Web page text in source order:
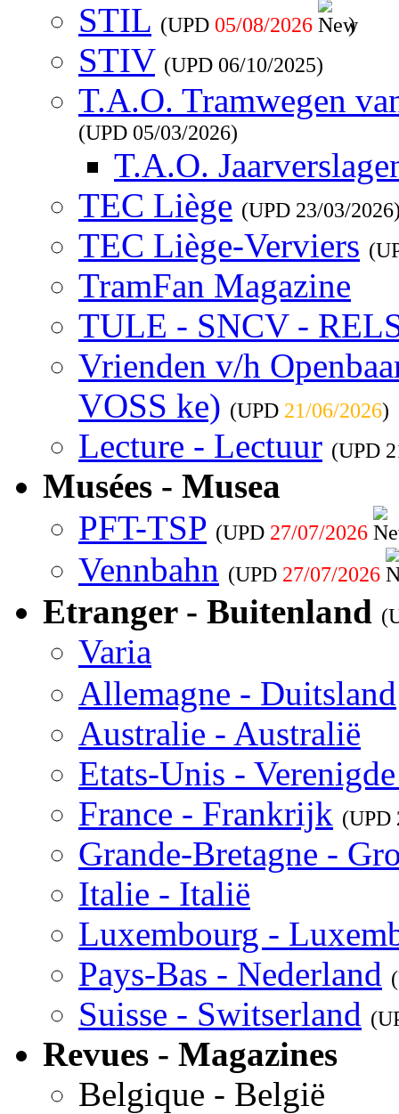
STIL (UPD 05/08/2026 )
STIV (UPD 06/10/2025)
T.A.O. Tramwegen
(UPD 05/03/2026)
T.A.O.
TEC Liège (UPD 23/03/2026
TEC Liège-Verviers
TramFan Magazine
TULE - SNCV -
Vrienden v/h
VOSS ke) (UPD 21/06/2026)
Lecture - Lectuur (UPD
Musées - Musea
PFT-TSP (UPD 27/07/2026
Vennbahn (UPD 27/07/2026
Etranger - Buitenland
Varia
Allemagne - Duitsland
Australie - Australië
Etats-Unis -
France - Frankrijk (UPD
Grande-Bretagne -
Italie - Italië
Luxembourg -
Pays-Bas - Nederland
Suisse - Switserland
Revues - Magazines
Belgique - België